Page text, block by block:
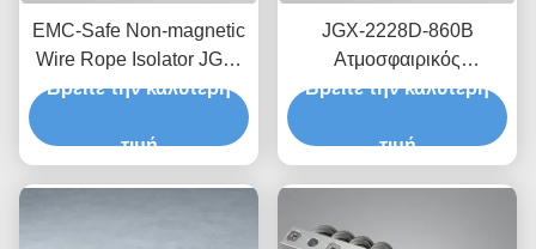
EMC-Safe Non-magnetic
Wire Rope Isolator JGX-
2228D-665B Βάση
κραδασμών για
Βρείτε την καλύτερη
τιμή
JGX-2228D-860B
Ατμοσφαιρικός
απομονωτής δονήσεων
ανοξείδωτο χάλυβα
Βρείτε την καλύτερη
τιμή